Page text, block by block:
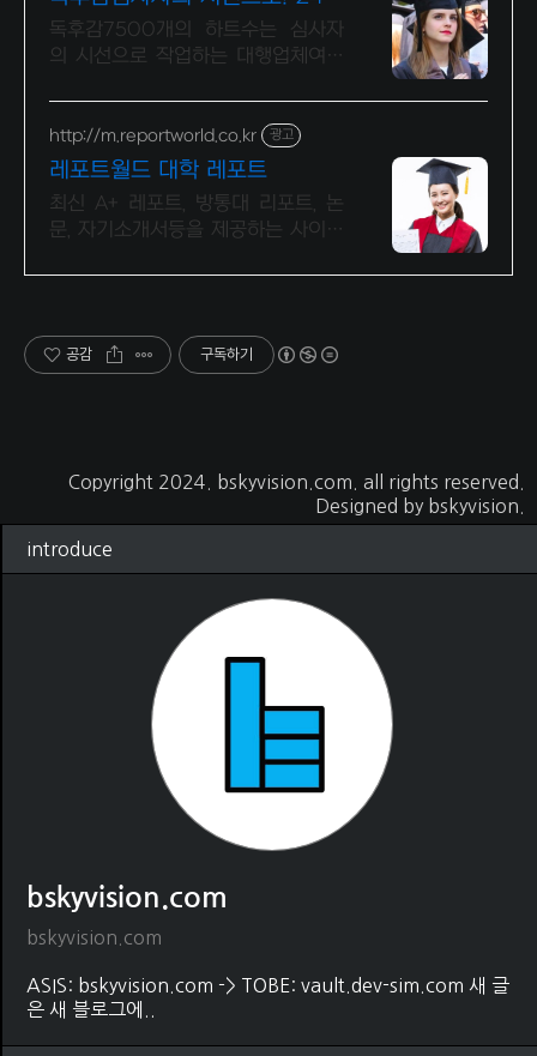
주말 상담 가능 저렴
독후감7500개의 하트수는 심사자
의 시선으로 작업하는 대행업체여야
종 모든 문서/24시진행
http://m.reportworld.co.kr 광고
레포트월드 대학 레포트
최신 A+ 레포트, 방통대 리포트, 논
문, 자기소개서등을 제공하는 사이트
공감 구독하기
Copyright 2024. bskyvision.com . all rights reserved.
Designed by bskyvision.
introduce
bskyvision.com
bskyvision.com
ASIS: bskyvision.com -> TOBE: vault.dev-sim.com 새 글
은 새 블로그에..